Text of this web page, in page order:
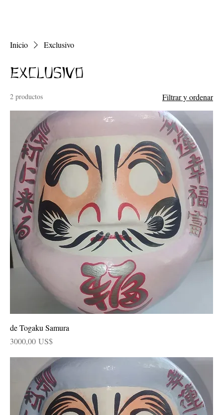
Inicio Exclusivo
Exclusivo
2 productos Filtrar y ordenar
de Togaku Samura
Precio
3000,00 US$